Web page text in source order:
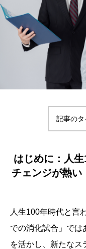
記事の
はじめに：人
チェンジが熱い
人生100年時代と言
での消化試合」では
を活かし、新たなス